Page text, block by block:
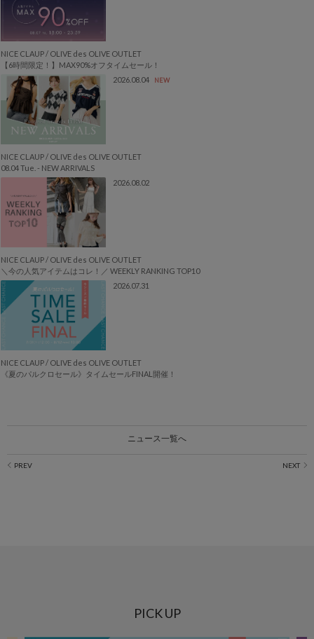
NICE CLAUP / OLIVE des OLIVE OUTLET
【6時間限定！】MAX90%オフタイムセール！
2026.08.04
NEW
NICE CLAUP / OLIVE des OLIVE OUTLET
08.04 Tue. - NEW ARRIVALS
2026.08.02
NICE CLAUP / OLIVE des OLIVE OUTLET
＼今の人気アイテムはコレ！／ WEEKLY RANKING TOP10
2026.07.31
NICE CLAUP / OLIVE des OLIVE OUTLET
《夏のパルクロセール》タイムセールFINAL開催！
ニュース一覧へ
PICK UP